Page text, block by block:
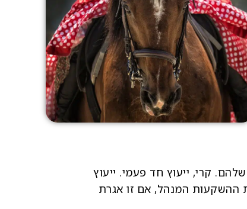
קרי, ייעוץ חד פעמי. ייעוץ
ההשקעות המנהל, אם זו אגרת